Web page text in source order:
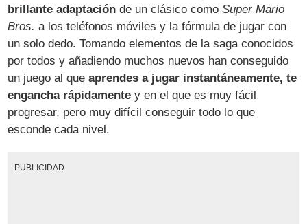
brillante adaptación de un clásico comoSuper Mario
Bros. a los teléfonos móviles y la fórmula de jugar con
un solo dedo. Tomando elementos de la saga conocidos
por todos y añadiendo muchos nuevos han conseguido
un juego al queaprendes a jugar instantáneamente, te
engancha rápidamente y en el que es muy fácil
progresar, pero muy difícil conseguir todo lo que
esconde cada nivel.
PUBLICIDAD